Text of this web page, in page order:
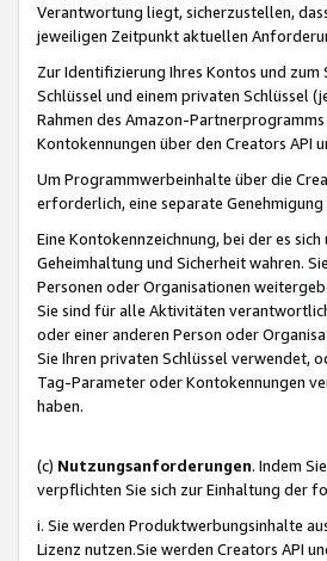
Verantwortung liegt, sicherzustellen,
jeweiligen Zeitpunkt aktuellen
Zur Identifizierung Ihres Kontos und zum
Schlüssel und einem privaten Schlüssel
Rahmen des Amazon-
Kontokennungen über den Creators API
Um Programmwerbeinhalte über die
erforderlich, eine separate
Eine Kontokennzeichnung, bei der es
Geheimhaltung und Sicherheit wahren.
Personen oder Organisationen
Sie sind für alle Aktivitäten
oder einer anderen Person oder
Sie Ihren privaten Schlüssel verwendet,
Tag-Parameter oder Kontokennungen
haben.
(c) Nutzungsanforderungen. Indem
verpflichten Sie sich zur Einhaltung der
i. Sie werden Produktwerbungsinhalte
Lizenz nutzen.Sie werden Creators API